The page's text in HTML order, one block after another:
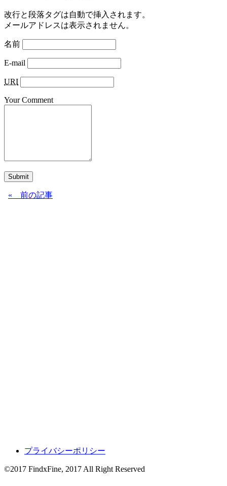
改行と段落タグは自動で挿入されます。
メールアドレスは表示されません。
名前
E-mail
URI
Your Comment
Submit
« 前の記事
プライバシーポリシー
©2017 FindxFine, 2017 All Right Reserved